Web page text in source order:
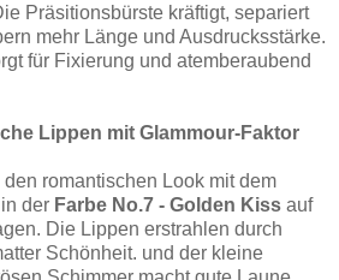
Präsitionsbürste kräftigt, separiert
mehr Länge und Ausdrucksstärke.
für Fixierung und atemberaubend
Lippen mit Glammour-Faktor
romantischen Look mit dem
in der Farbe No.7 - Golden Kiss auf
Die Lippen erstrahlen durch
Schönheit. und der kleine